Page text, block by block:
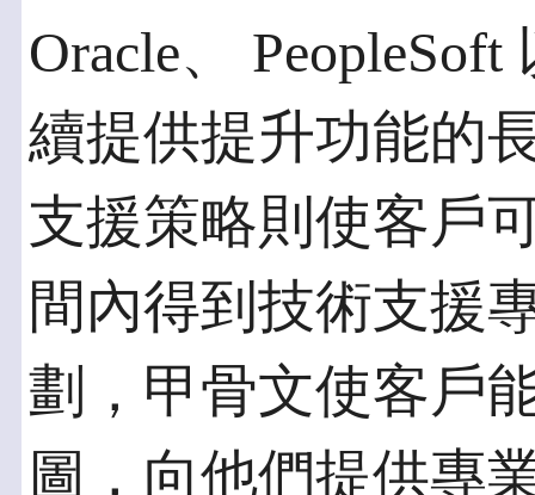
Oracle、
續提供提升功能的
支援策略則使客戶
間內得到技術支援
劃，甲骨文使客戶
圖，向他們提供專